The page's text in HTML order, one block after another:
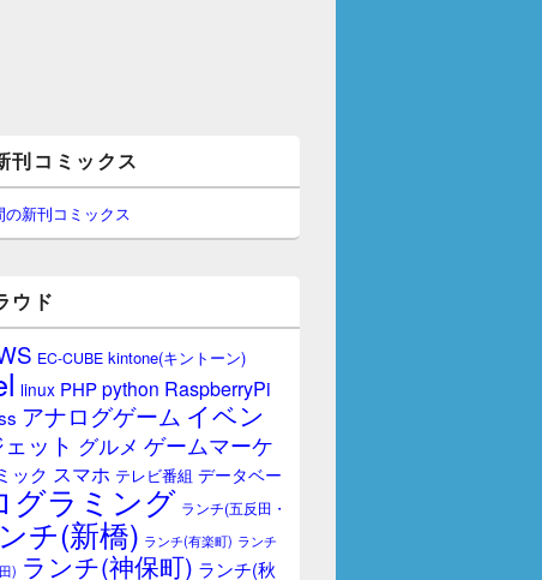
刊コミックス
の新刊コミックス
ウド
EC-CUBE kintone(キントーン)
linux PHPpython RaspberryPi
アナログゲーム イベン
ット グルメ ゲームマーケ
ック スマホ テレビ番組 データベー
グラミング ランチ(五反田・
チ(新橋) ランチ(有楽町) ランチ
) ランチ(神保町) ランチ(秋